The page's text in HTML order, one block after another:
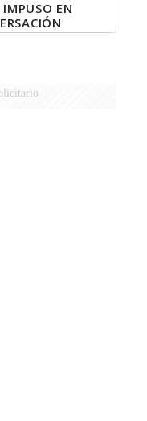
IMPUSO EN